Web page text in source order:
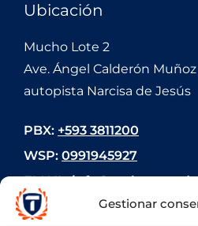
Gestionar
Ubicación
Mucho Lote 2
Ave. Ángel Calderón
autopista Narcisa de Jesús
PBX: +593 3811200
WSP: 0991945927
EMAIL: